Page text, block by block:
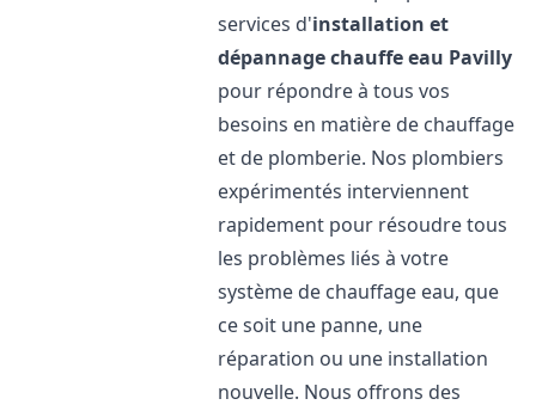
services d'installation et
dépannage chauffe eau Pavilly
pour répondre à tous vos
besoins en matière de chauffage
et de plomberie. Nos plombiers
expérimentés interviennent
rapidement pour résoudre tous
les problèmes liés à votre
système de chauffage eau, que
ce soit une panne, une
réparation ou une installation
nouvelle. Nous offrons des